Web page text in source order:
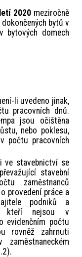
2020meziročně
bytů v
bytových domech
li uvedeno jinak,
pracovních dnů.
jsou očištěna
nebo poklesu,
počtu pracovních
ve stavebnictví se
stavební
zaměstnanců
provedení práce a
podniků a
kteří nejsou v
evidenčním počtu
rovněž zahrnuti